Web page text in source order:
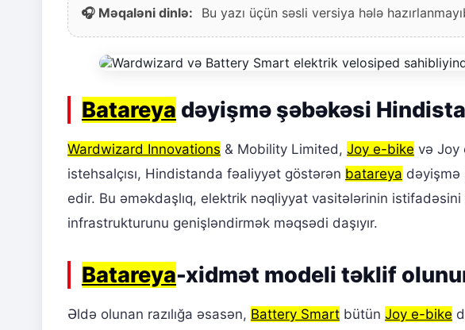
🎧 Məqaləni dinlə: Bu yazı üçün səsli versiya hələ
Batareya dəyişmə şəbəkəsi
Wardwizard Innovations & Mobility Limited, Joy e-bike və Joy
istehsalçısı, Hindistanda fəaliyyət göstərən batareya dəyişmə
edir. Bu əməkdaşlıq, elektrik nəqliyyat vasitələrinin istifadəsini
infrastrukturunu genişləndirmək məqsədi daşıyır.
Batareya-xidmət modeli təklif
Əldə olunan razılığa əsasən, Battery Smart bütün Joy e-bike